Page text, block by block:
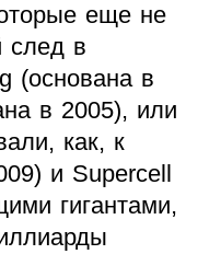
еще не
след в
(основана в
в 2005), или
как, к
и Supercell
гигантами,